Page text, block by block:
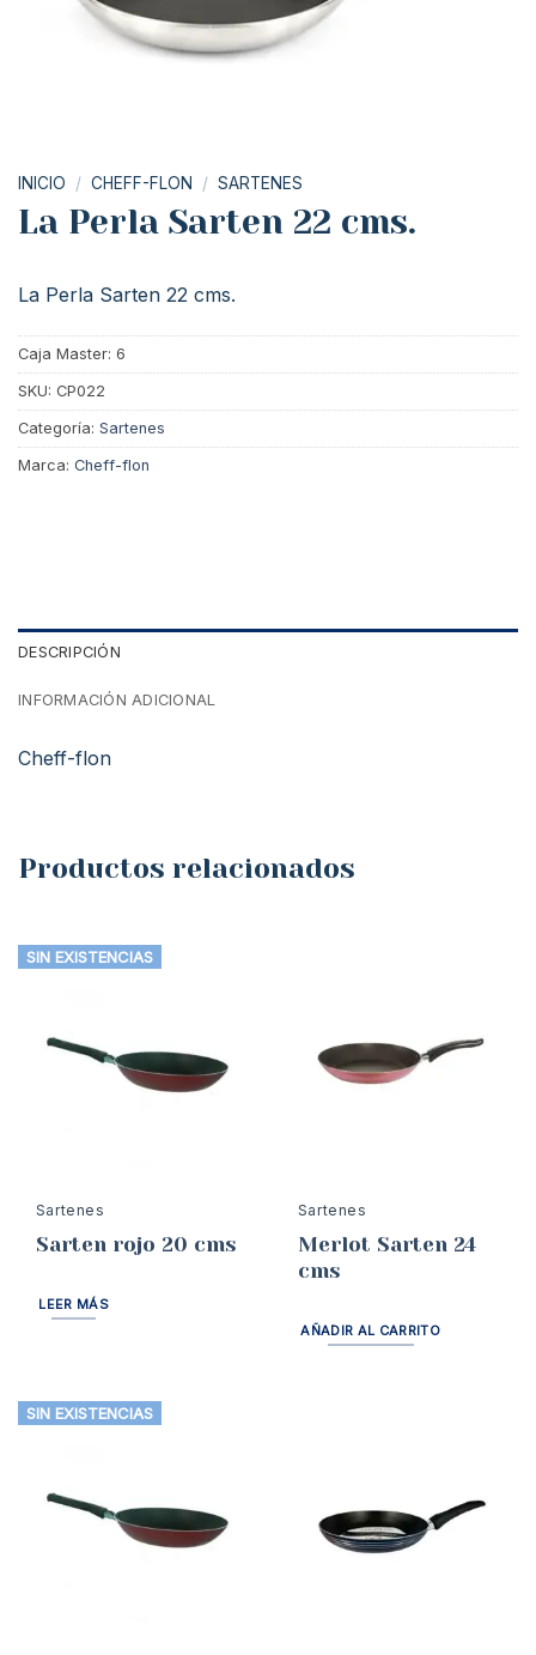
INICIO / CHEFF-FLON / SARTENES
La Perla Sarten 22 cms.
La Perla Sarten 22 cms.
Caja Master: 6
SKU: CP022
Categoría: Sartenes
Marca: Cheff-flon
DESCRIPCIÓN
INFORMACIÓN ADICIONAL
Cheff-flon
Productos relacionados
SIN EXISTENCIAS
Sartenes
Sarten rojo 20 cms
LEER MÁS
Sartenes
Merlot Sarten 24
cms
AÑADIR AL CARRITO
SIN EXISTENCIAS